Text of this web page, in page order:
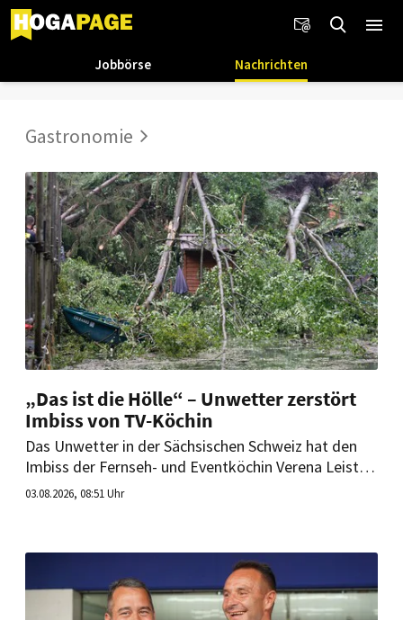
Jobbörse Nachrichten
Gastronomie
„Das ist die Hölle“ – Unwetter zerstört
Imbiss von TV-Köchin
Das Unwetter in der Sächsischen Schweiz hat den
Imbiss der Fernseh- und Eventköchin Verena Leister
getroffen. Wie geht es für sie am Amselsee weiter?
03.08.2026, 08:51 Uhr